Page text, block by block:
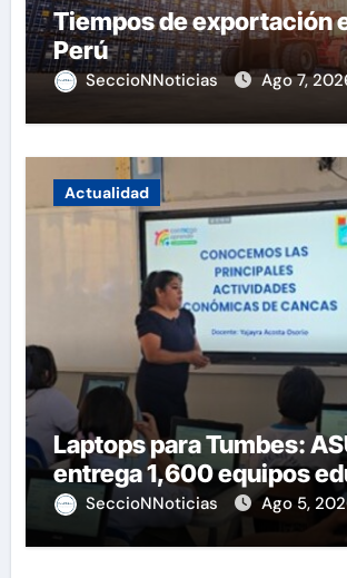
Tiempos de exportación
Perú
SeccioNNoticias Ago 7,
Actualidad
Laptops para Tumbes:
entrega 1,600 equipos
SeccioNNoticias Ago 5,